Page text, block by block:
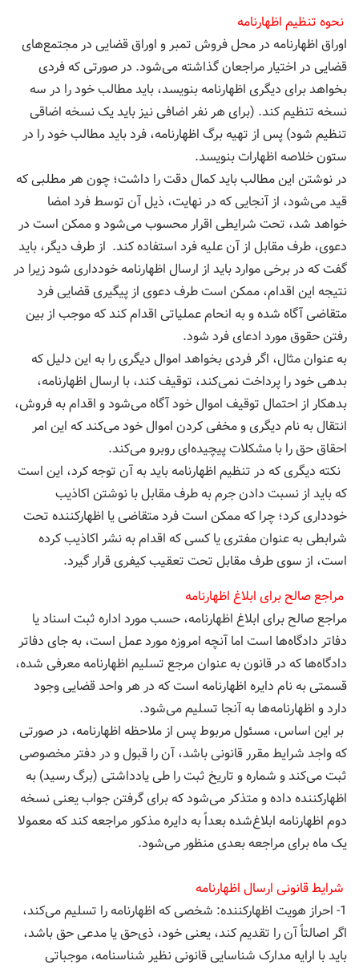
نحوه تنظیم اظهارنامه
اوراق اظهارنامه در محل فروش تمبر و اوراق قضایی در مجتمع‌های
قضایی در اختیار مراجعان گذاشته می‌شود. در صورتی که فردی
بخواهد برای دیگری اظهارنامه بنویسد، باید مطالب خود را در سه
نسخه تنظیم کند. (برای هر نفر اضافی نیز ‌باید یک نسخه اضاقی
تنظیم شود) پس از تهیه برگ اظهارنامه، فرد باید مطالب خود را در
ستون خلاصه اظهارات بنویسد.
در نوشتن این مطالب باید کمال دقت را داشت؛ چون هر مطلبی که
قید می‌شود، از آنجایی که در ‌‌نهایت، ذیل آن توسط فرد امضا
خواهد شد، تحت شرایطی اقرار محسوب می‌شود و ممکن است در
دعوی، طرف مقابل از آن علیه فرد استفاده کند. از طرف دیگر، باید
گفت که در برخی موارد باید از ارسال اظهارنامه خودداری شود زیرا در
نتیجه این اقدام، ممکن است طرف دعوی از پیگیری قضایی فرد
متقاضی آگاه شده و به انحام عملیاتی اقدام ‌کند که موجب از بین
رفتن حقوق مورد ادعای فرد شود.
به عنوان مثال، اگر فردی بخواهد اموال دیگری را به این دلیل که
بدهی خود را پرداخت نمی‌کند، توقیف کند، با ارسال اظهارنامه،
بدهکار از احتمال توقیف اموال خود آگاه می‌شود و اقدام به فروش،
انتقال به نام دیگری و مخفی کردن اموال خود می‌کند که این امر
احقاق حق را با مشکلات پیچیده‌ای روبرو می‌کند.
نکته دیگری که در تنظیم اظهارنامه باید به آن توجه کرد، این است
که باید از نسبت دادن جرم به طرف مقابل با نوشتن اکاذیب
خودداری کرد؛ چرا که ممکن است فرد متقاضی یا اظهارکننده تحت
شرابطی به عنوان مفتری یا کسی که اقدام به نشر اکاذیب کرده
است، از سوی طرف مقابل تحت تعقیب کیفری قرار گیرد.
مراجع صالح برای ابلاغ اظهارنامه
مراجع صالح برای ابلاغ اظهارنامه، حسب مورد اداره ثبت اسناد یا
دفا‌تر دادگاه‌ها است اما آنچه امروزه مورد عمل است، به جای دفا‌تر
دادگاه‌ها که در قانون به عنوان مرجع تسلیم اظهارنامه معرفی شده،
قسمتی به نام دایره اظهارنامه است که در هر واحد قضایی وجود
دارد و اظهارنامه‌ها به آنجا تسلیم می‌شود.
بر این اساس، مسئول مربوط پس از ملاحظه اظهارنامه، در صورتی
که واجد شرایط مقرر قانونی باشد، آن را قبول و در دفتر مخصوصی
ثبت می‌کند و شماره و تاریخ ثبت را طی یادداشتی (برگ رسید) به
اظهارکننده داده و متذکر می‌شود که برای گرفتن جواب یعنی نسخه
دوم اظهارنامه ابلاغ‌شده بعداً به دایره مذکور مراجعه کند که معمولا
یک ماه برای مراجعه بعدی منظور می‌شود.
شرایط قانونی ارسال اظهارنامه
1- احراز هویت اظهارکننده: شخصی که اظهارنامه را تسلیم می‌کند،
اگر اصالتاً آن را تقدیم ‌کند، یعنی خود، ذی‌حق یا مدعی حق باشد،
باید با ارایه مدارک شناسایی قانونی نظیر شناسنامه، موجباتی